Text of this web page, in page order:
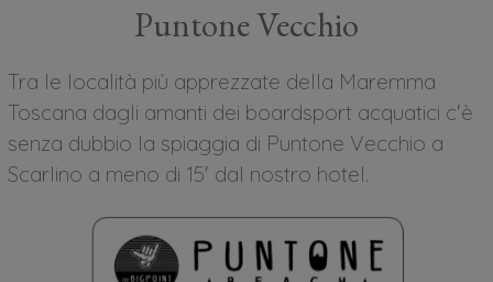
Puntone Vecchio
Tra le località più apprezzate della Maremma
Toscana dagli amanti dei boardsport acquatici c'è
senza dubbio la spiaggia di Puntone Vecchio a
Scarlino a meno di 15' dal nostro hotel.